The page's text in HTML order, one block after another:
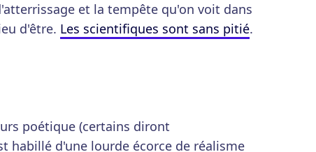
et la tempête qu'on voit dans
d'être. Les scientifiques sont sans pitié.
poétique (certains diront
habillé d'une lourde écorce de réalisme